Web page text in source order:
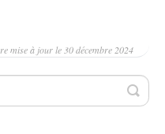
mise à jour le 30 décembre 2024